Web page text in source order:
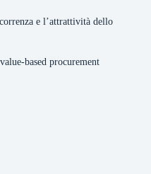
e l’attrattività dello
based procurement